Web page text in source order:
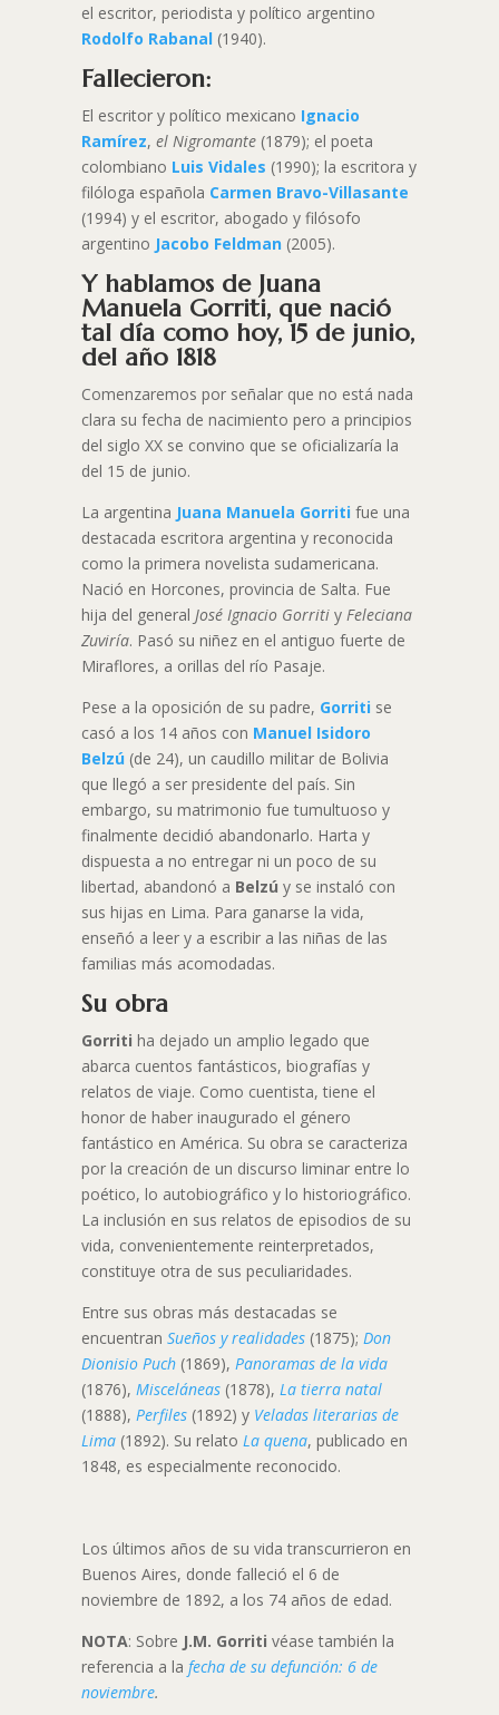
el escritor, periodista y político argentino
Rodolfo Rabanal(1940).
Fallecieron:
El escritor y político mexicano Ignacio
Ramírez, el Nigromante(1879); el poeta
colombiano Luis Vidales (1990); la escritora y
filóloga española Carmen Bravo-Villasante
(1994) y el escritor, abogado y filósofo
argentino Jacobo Feldman(2005).
Y hablamos de Juana
Manuela Gorriti, que nació
tal día como hoy, 15 de junio,
del año 1818
Comenzaremos por señalar que no está nada
clara su fecha de nacimiento pero a principios
del siglo XX se convino que se oficializaría la
del 15 de junio.
La argentina Juana Manuela Gorritifue una
destacada escritora argentina y reconocida
como la primera novelista sudamericana.
Nació en Horcones, provincia de Salta. Fue
hija del general José Ignacio Gorritiy Feleciana
Zuviría. Pasó su niñez en el antiguo fuerte de
Miraflores, a orillas del río Pasaje.
Pese a la oposición de su padre, Gorriti se
casó a los 14 años con Manuel Isidoro
Belzú(de 24), un caudillo militar de Bolivia
que llegó a ser presidente del país. Sin
embargo, su matrimonio fue tumultuoso y
finalmente decidió abandonarlo. Harta y
dispuesta a no entregar ni un poco de su
libertad, abandonó a Belzú y se instaló con
sus hijas en Lima. Para ganarse la vida,
enseñó a leer y a escribir a las niñas de las
familias más acomodadas.
Su obra
Gorriti ha dejado un amplio legado que
abarca cuentos fantásticos, biografías y
relatos de viaje. Como cuentista, tiene el
honor de haber inaugurado el género
fantástico en América. Su obra se caracteriza
por la creación de un discurso liminar entre lo
poético, lo autobiográfico y lo historiográfico.
La inclusión en sus relatos de episodios de su
vida, convenientemente reinterpretados,
constituye otra de sus peculiaridades.
Entre sus obras más destacadas se
encuentran Sueños y realidades(1875); Don
Dionisio Puch(1869), Panoramas de la vida
(1876), Misceláneas (1878), La tierra natal
(1888), Perfiles (1892) y Veladas literarias de
Lima(1892). Su relato La quena, publicado en
1848, es especialmente reconocido.
Los últimos años de su vida transcurrieron en
Buenos Aires, donde falleció el 6 de
noviembre de 1892, a los 74 años de edad.
NOTA: Sobre J.M. Gorriti véase también la
referencia a la fecha de su defunción: 6 de
noviembre.